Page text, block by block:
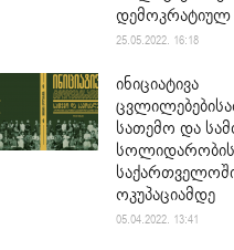
დემოკრატიულ
25.05.2022. 16:18
ინიციატივა
სათემო და
ოკუპაციამდე
05.04.2022. 13:41